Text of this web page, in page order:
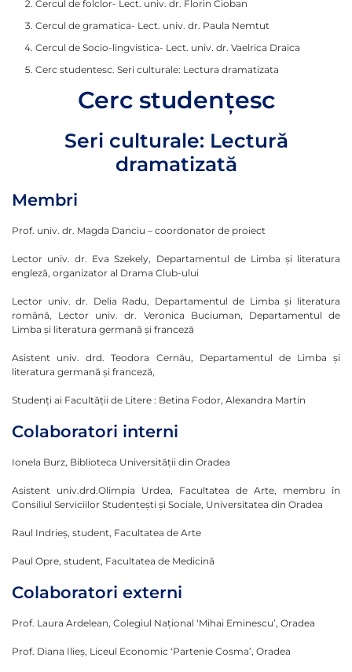
Cercul de folclor- Lect. univ. dr. Florin Cioban
Cercul de gramatica- Lect. univ. dr. Paula Nemtut
Cercul de Socio-lingvistica- Lect. univ. dr. Vaelrica Draica
Cerc studentesc. Seri culturale: Lectura dramatizata
Cerc studenţesc
Seri culturale: Lectură
dramatizată
Membri
Prof. univ. dr. Magda Danciu – coordonator de proiect
Lector univ. dr. Eva Szekely, Departamentul de Limba şi literatura
engleză, organizator al Drama Club-ului
Lector univ. dr. Delia Radu, Departamentul de Limba şi literatura
română, Lector univ. dr. Veronica Buciuman, Departamentul de
Limba şi literatura germană şi franceză
Asistent univ. drd. Teodora Cernău, Departamentul de Limba şi
literatura germană şi franceză,
Studenţi ai Facultăţii de Litere : Betina Fodor, Alexandra Martin
Colaboratori interni
Ionela Burz, Biblioteca Universităţii din Oradea
Asistent univ.drd.Olimpia Urdea, Facultatea de Arte, membru în
Consiliul Serviciilor Studenţeşti şi Sociale, Universitatea din Oradea
Raul Indrieş, student, Facultatea de Arte
Paul Opre, student, Facultatea de Medicină
Colaboratori externi
Prof. Laura Ardelean, Colegiul Naţional ‘Mihai Eminescu’, Oradea
Prof. Diana Ilieş, Liceul Economic ‘Partenie Cosma’, Oradea